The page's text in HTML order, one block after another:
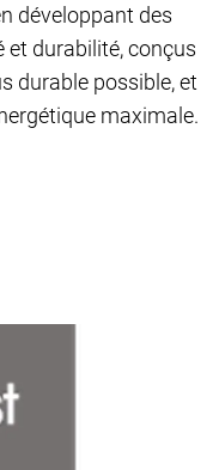
développant des
et durabilité, conçus
durable possible, et
maximale.